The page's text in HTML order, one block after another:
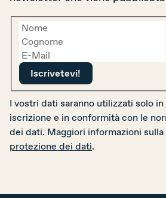
I vostri dati saranno utilizzati solo
iscrizione e in conformità con le
dei dati. Maggiori informazioni
protezione dei dati.